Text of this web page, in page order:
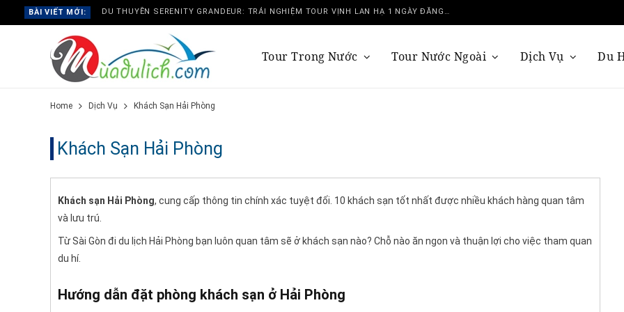
BÀI VIẾT MỚI: DU THUYỀN SERENITY GRANDEUR: TRẢI NGHIỆM TOUR VỊNH LAN HẠ 1 NGÀY ĐẲNG CẤP NHẤT
Tour Trong Nước Tour Nước Ngoài Dịch Vụ Du
Home Dịch Vụ Khách Sạn Hải Phòng
Khách Sạn Hải Phòng
Khách sạn Hải Phòng, cung cấp thông tin chính xác tuyệt đối. 10 khách sạn tốt nhất được nhiều khách hàng quan tâm
và lưu trú.
Từ Sài Gòn đi du lịch Hải Phòng bạn luôn quan tâm sẽ ở khách sạn nào? Chỗ nào ăn ngon và thuận lợi cho việc tham quan
du hí.
Hướng dẫn đặt phòng khách sạn ở Hải Phòng